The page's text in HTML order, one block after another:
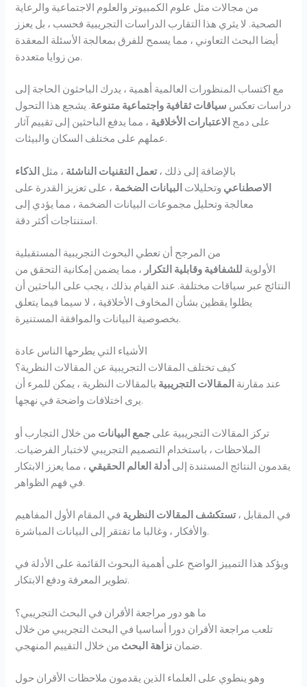
من مجالات مثل علوم الكمبيوتر والعلوم الاجتماعية والرعاية
الصحية. لا يثري هذا التقارب الدراسات التجريبية فحسب ، بل يعزز
أيضا البحث التعاوني ، مما يسمح للفرق بمعالجة الأسئلة المعقدة
من زوايا متعددة.
مع اكتساب المنظورات العالمية أهمية ، يدرك الباحثون الحاجة إلى
دراسات تعكس سياقات ثقافية واجتماعية متنوعة. يشجع هذا التحول
على دمج الاعتبارات الأخلاقية ، مما يدفع الباحثين إلى تقييم آثار
عملهم على مختلف السكان والبيئات.
بالإضافة إلى ذلك ،تعمل التقنيات الناشئة ، مثل الذكاء
الاصطناعي وتحليلات البيانات الضخمة ، على تعزيز القدرة على
معالجة وتحليل مجموعات البيانات الضخمة ، مما يؤدي إلى
استنتاجات أكثر دقة.
من المرجح أن تعطي البحوث التجريبية المستقبلية
الأولوية للشفافية وقابلية التكرار ، مما يضمن إمكانية التحقق من
النتائج عبر سياقات مختلفة. عند القيام بذلك ، يجب على الباحثين أن
يظلوا يقظين بشأن المخاوف الأخلاقية ، لا سيما فيما يتعلق
بخصوصية البيانات والموافقة المستنيرة.
الأشياء التي يطرحها الناس عادة
كيف تختلف المقالات التجريبية عن المقالات النظرية؟
عند مقارنة المقالات التجريبية بالمقالات النظرية ، يمكن للمرء أن
يرى اختلافات واضحة في نهجها.
تركز المقالات التجريبية على جمع البيانات من خلال التجارب أو
الملاحظات ، باستخدام التصميم التجريبي لاختبار الفرضيات.
يقدمون النتائج المستندة إلى أدلة العالم الحقيقي ، مما يعزز الابتكار
في فهم الظواهر.
في المقابل ،تستكشف المقالات النظرية في المقام الأول المفاهيم
والأفكار ، وغالبا ما تفتقر إلى البيانات المباشرة.
ويؤكد هذا التمييز الواضح على أهمية البحوث القائمة على الأدلة في
تطوير المعرفة ودفع الابتكار.
ما هو دور مراجعة الأقران في البحث التجريبي؟
تلعب مراجعة الأقران دورا أساسيا في البحث التجريبي من خلال
ضمان نزاهة البحث من خلال التقييم المنهجي.
وهو ينطوي على العلماء الذين يقدمون ملاحظات الأقران حول